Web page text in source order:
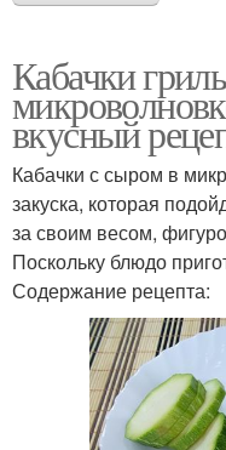
Кабачки
вкусный
Кабачки с сыром в
закуска, которая
за своим весом,
Поскольку блюдо
Содержание рецепта: